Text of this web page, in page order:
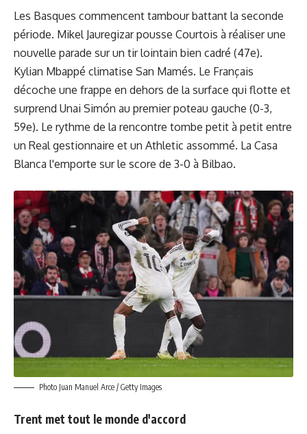
Les Basques commencent tambour battant la seconde
période. Mikel Jauregizar pousse Courtois à réaliser une
nouvelle parade sur un tir lointain bien cadré (47e).
Kylian Mbappé climatise San Mamés. Le Français
décoche une frappe en dehors de la surface qui flotte et
surprend Unai Simón au premier poteau gauche (0-3,
59e). Le rythme de la rencontre tombe petit à petit entre
un Real gestionnaire et un Athletic assommé. La Casa
Blanca l'emporte sur le score de 3-0 à Bilbao.
Photo Juan Manuel Arce / Getty Images
Trent met tout le monde d'accord